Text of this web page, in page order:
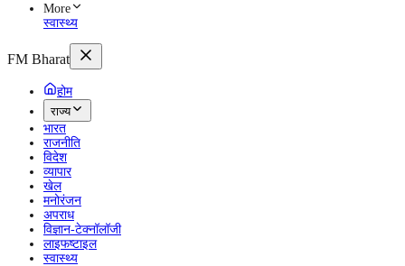
More
स्वास्थ्य
FM Bharat
होम
राज्य
भारत
राजनीति
विदेश
व्यापार
खेल
मनोरंजन
अपराध
विज्ञान-टेक्नॉलॉजी
लाइफष्टाइल
स्वास्थ्य